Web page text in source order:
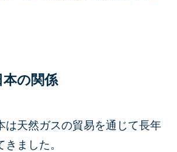
の関係
は天然ガスの貿易を通じて長年
ました。